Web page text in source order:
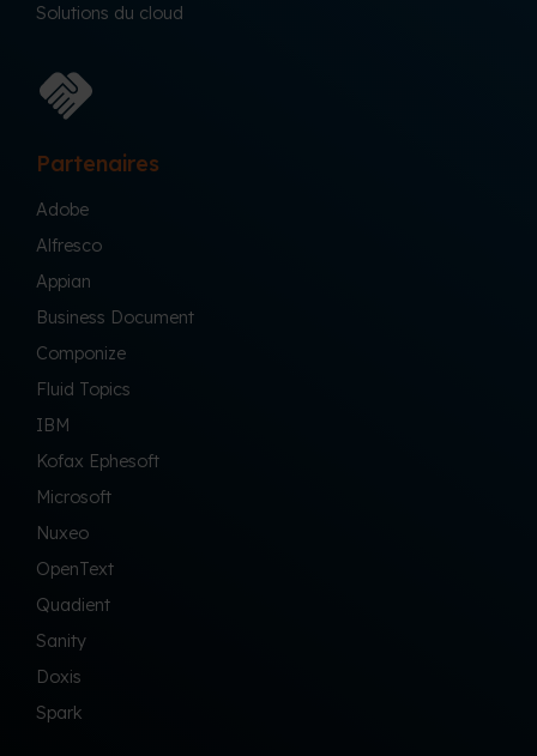
Solutions du cloud
Partenaires
Adobe
Alfresco
Appian
Business Document
Componize
Fluid Topics
IBM
Kofax Ephesoft
Microsoft
Nuxeo
OpenText
Quadient
Sanity
Doxis
Spark